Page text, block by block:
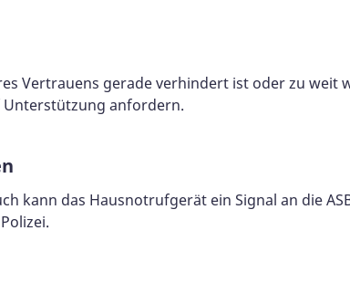
Vertrauens gerade verhindert ist oder zu weit
Unterstützung anfordern.
kann das Hausnotrufgerät ein Signal an die